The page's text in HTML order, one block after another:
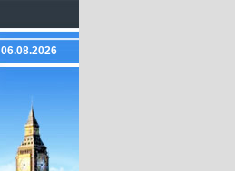
06.08.2026